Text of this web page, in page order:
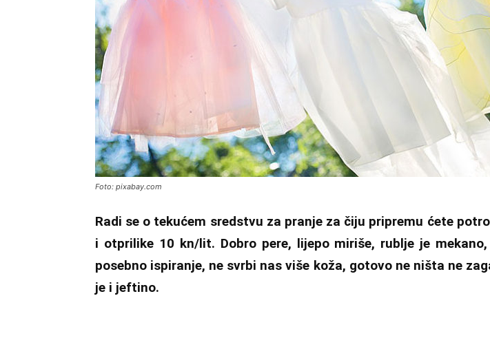
Foto: pixabay.com
Radi se o tekućem sredstvu za pranje za čiju pripremu ćete
i otprilike 10 kn/lit. Dobro pere, lijepo miriše, rublje je
posebno ispiranje, ne svrbi nas više koža, gotovo ne ništa ne
je i jeftino.